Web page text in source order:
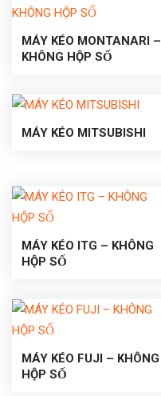
MÁY KÉO MONTANARI –
KHÔNG HỘP SỐ
MÁY KÉO MITSUBISHI
MÁY KÉO ITG – KHÔNG
HỘP SỐ
MÁY KÉO FUJI – KHÔNG
HỘP SỐ